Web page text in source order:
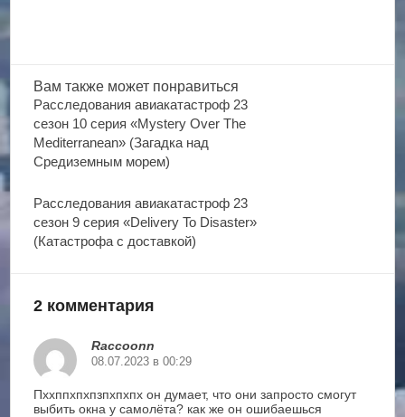
Вам также может понравиться
Расследования авиакатастроф 23
сезон 10 серия «Mystery Over The
Mediterranean» (Загадка над
Средиземным морем)
Расследования авиакатастроф 23
сезон 9 серия «Delivery To Disaster»
(Катастрофа с доставкой)
2 комментария
Raccoonn
08.07.2023 в 00:29
Пххппхпхпзпхпхпх он думает, что они запросто смогут
выбить окна у самолёта? как же он ошибаешься